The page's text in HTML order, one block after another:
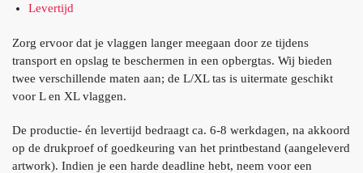
Levertijd
Zorg ervoor dat je vlaggen langer meegaan door ze tijdens
transport en opslag te beschermen in een opbergtas. Wij bieden
twee verschillende maten aan; de L/XL tas is uitermate geschikt
voor L en XL vlaggen.
De productie- én levertijd bedraagt ca. 6-8 werkdagen, na akkoord
op de drukproef of goedkeuring van het printbestand (aangeleverd
artwork). Indien je een harde deadline hebt, neem voor een